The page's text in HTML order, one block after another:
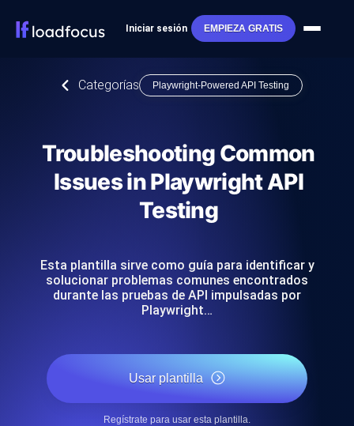
Iniciar sesión EMPIEZA GRATIS
Categorías Playwright-Powered API Testing
Troubleshooting Common
Issues in Playwright API
Testing
Esta plantilla sirve como guía para identificar y
solucionar problemas comunes encontrados
durante las pruebas de API impulsadas por
Playwright…
Usar plantilla
Regístrate para usar esta plantilla.